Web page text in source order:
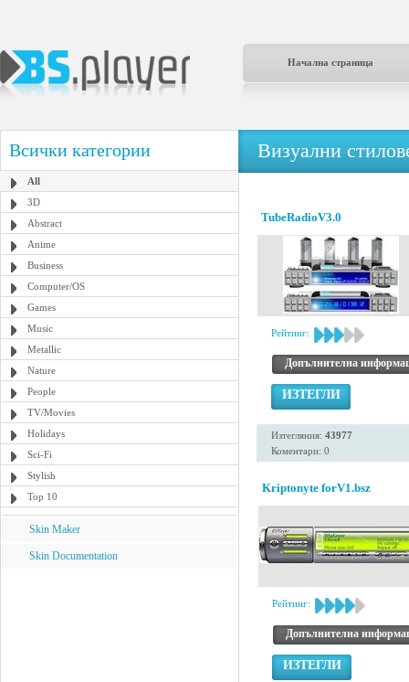
Начална страница
Всички категории
All
3D
Abstract
Anime
Business
Computer/OS
Games
Music
Metallic
Nature
People
TV/Movies
Holidays
Sci-Fi
Stylish
Top 10
Skin Maker
Skin Documentation
Визуални
TubeRadioV3.0
Рейтинг:
Допълнителна
ИЗТЕГЛИ
Изтегляния: 43977
Коментари: 0
Kriptonyte forV1.bsz
Рейтинг:
Допълнителна
ИЗТЕГЛИ